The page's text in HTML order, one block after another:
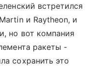
встретился
и Raytheon, и
но вот компания
ракеты -
сохранить это